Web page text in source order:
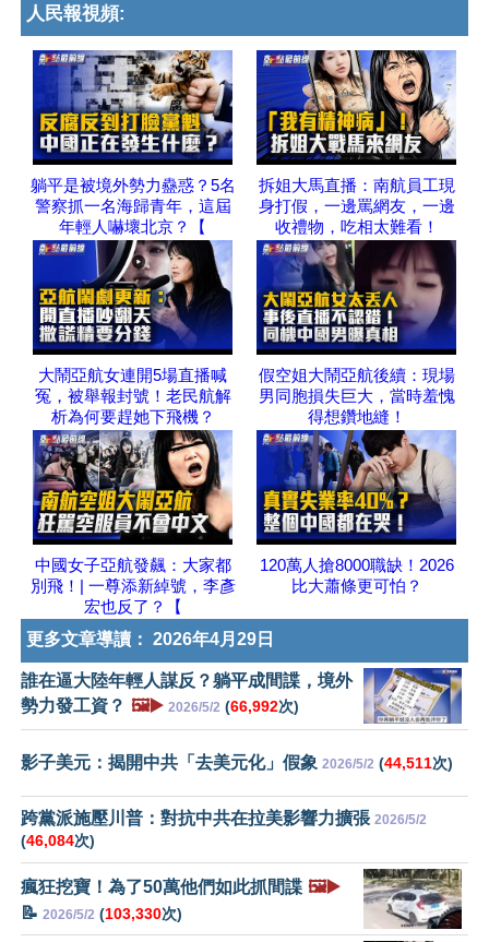
人民報視頻:
躺平是被境外勢力蠱惑？5名
警察抓一名海歸青年，這屆
年輕人嚇壞北京？【
拆姐大馬直播：南航員工現
身打假，一邊罵網友，一邊
收禮物，吃相太難看！
大鬧亞航女連開5場直播喊
冤，被舉報封號！老民航解
析為何要趕她下飛機？
假空姐大鬧亞航後續：現場
男同胞損失巨大，當時羞愧
得想鑽地縫！
中國女子亞航發飆：大家都
別飛！| 一尊添新綽號，李彥
宏也反了？【
120萬人搶8000職缺！2026
比大蕭條更可怕？
更多文章導讀： 2026年4月29日
誰在逼大陸年輕人謀反？躺平成間諜，境外
勢力發工資？ 🖼️▶️ 2026/5/2 (66,992次)
影子美元：揭開中共「去美元化」假象 2026/5/2 (44,511次)
跨黨派施壓川普：對抗中共在拉美影響力擴張 2026/5/2
(46,084次)
瘋狂挖寶！為了50萬他們如此抓間諜 🖼️▶️
📝 2026/5/2 (103,330次)